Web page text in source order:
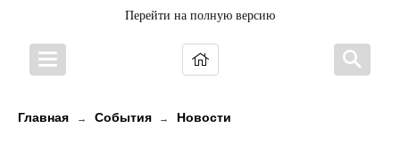
Перейти на полную версию
Главная → События → Новости